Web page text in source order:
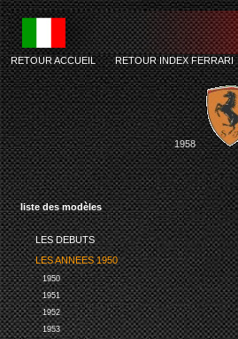
liste des modèles
LES DEBUTS
LES ANNEES 1950
1950
1951
1952
1953
RETOUR ACCUEIL-RETOUR INDEX FERRARI
1958